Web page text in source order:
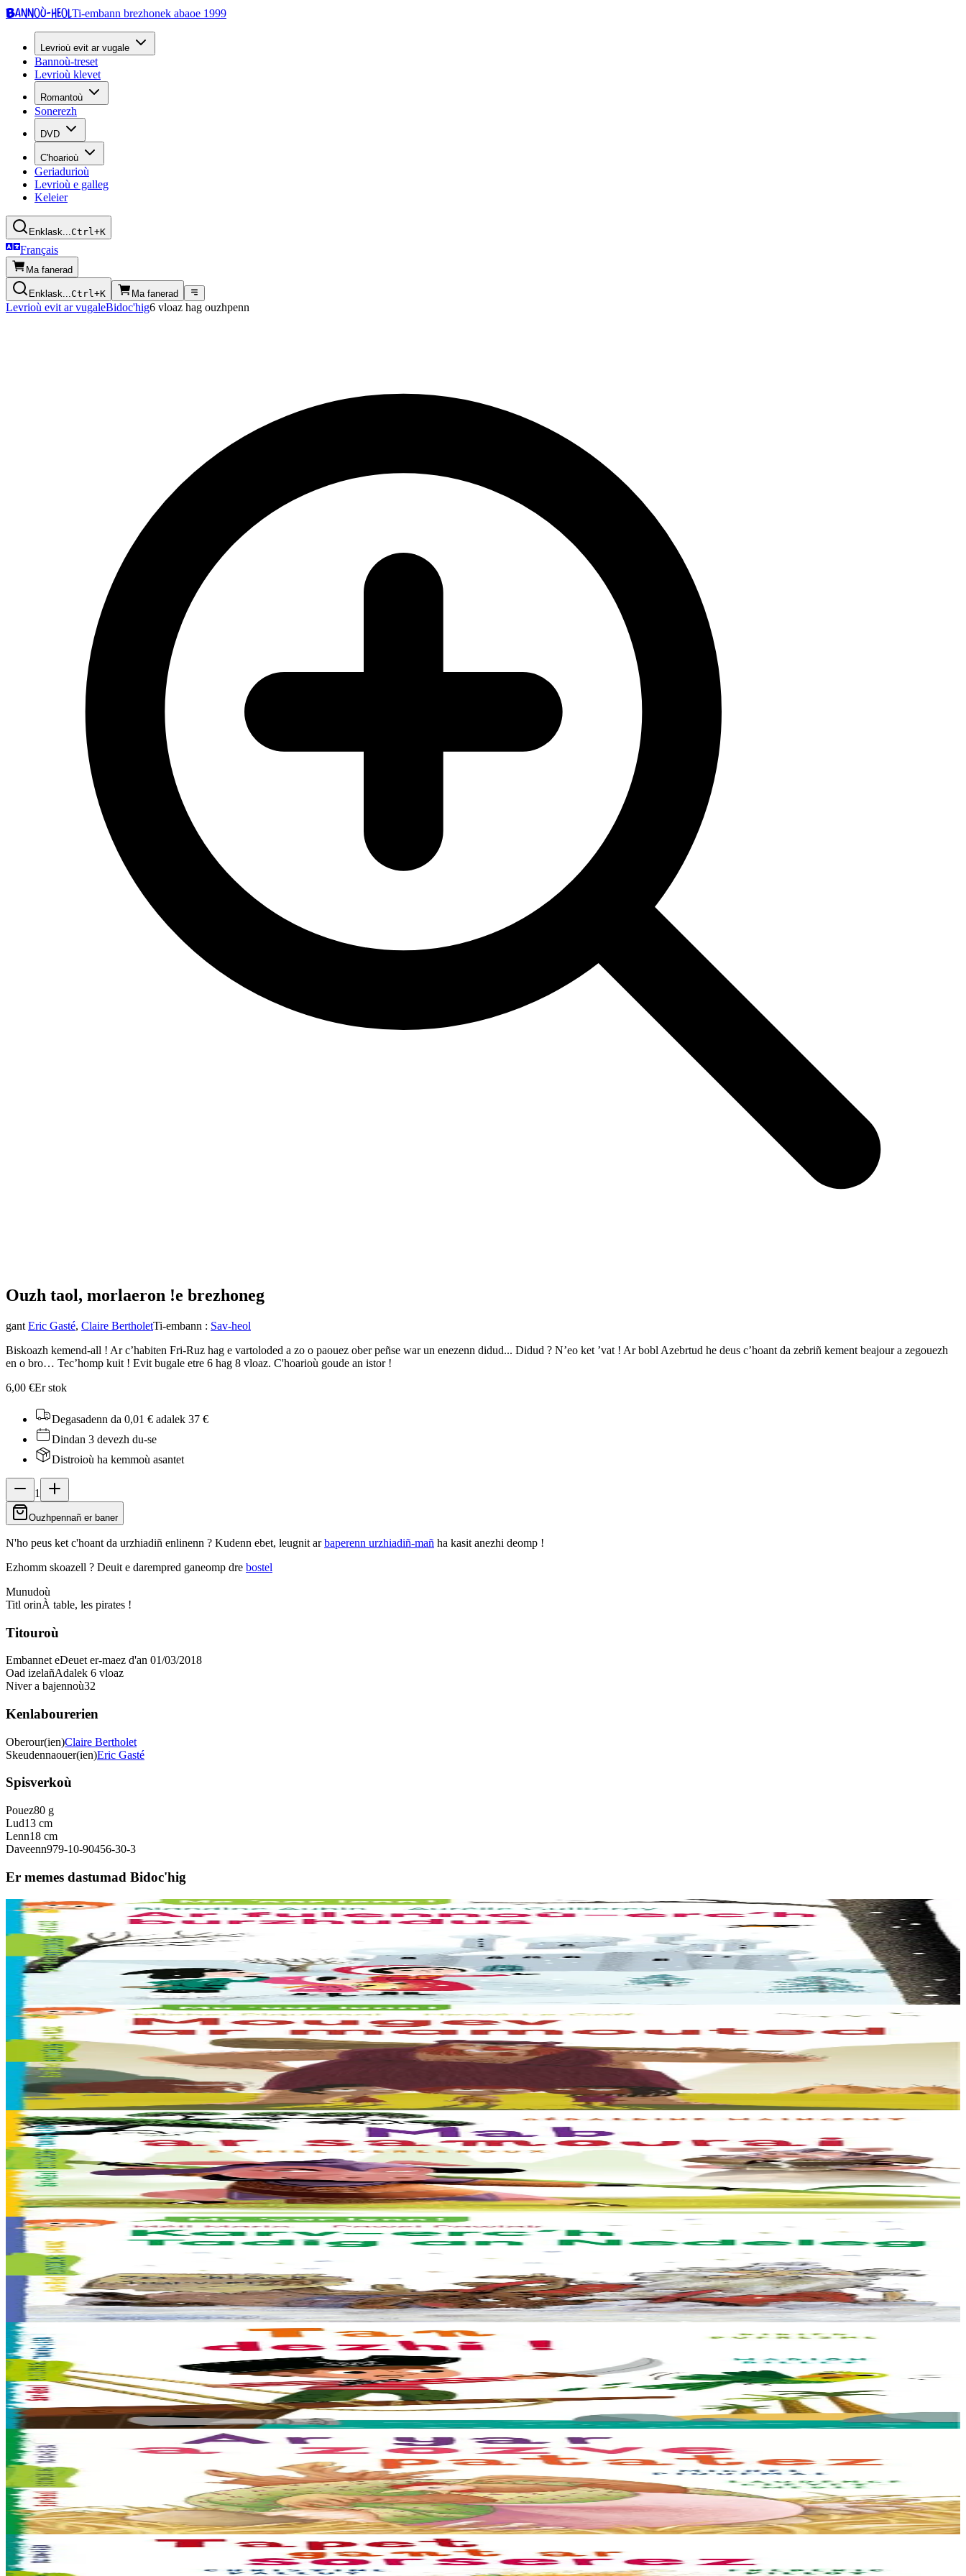
Bannoù-heolTi-embann brezhonek abaoe 1999
Levrioù evit ar vugale
Bannoù-treset
Levrioù klevet
Romantoù
Sonerezh
DVD
C'hoarioù
Geriadurioù
Levrioù e galleg
Keleier
Enklask...Ctrl+K
Français
Ma fanerad
Enklask...Ctrl+K Ma fanerad
Levrioù evit ar vugaleBidoc'hig6 vloaz hag ouzhpenn
Ouzh taol, morlaeron !e brezhoneg
gant Eric Gasté, Claire BertholetTi-embann : Sav-heol
Biskoazh kemend-all ! Ar c’habiten Fri-Ruz hag e vartoloded a zo o paouez ober peñse war un enezenn didud... Didud ? N’eo ket ’vat ! Ar bobl Azebrtud he deus c’hoant da zebriñ kement beajour a zegouezh
en o bro… Tec’homp kuit ! Evit bugale etre 6 hag 8 vloaz. C'hoarioù goude an istor !
6,00 €Er stok
Degasadenn da 0,01 € adalek 37 €
Dindan 3 devezh du-se
Distroioù ha kemmoù asantet
1
Ouzhpennañ er baner
N'ho peus ket c'hoant da urzhiadiñ enlinenn ? Kudenn ebet, leugnit arbaperenn urzhiadiñ-mañ ha kasit anezhi deomp !
Ezhomm skoazell ? Deuit e darempred ganeomp dre bostel
Munudoù
Titl orinÀ table, les pirates !
Titouroù
Embannet eDeuet er-maez d'an 01/03/2018
Oad izelañAdalek 6 vloaz
Niver a bajennoù32
Kenlabourerien
Oberour(ien)Claire Bertholet
Skeudennaouer(ien)Eric Gasté
Spisverkoù
Pouez80 g
Lud13 cm
Lenn18 cm
Daveenn979-10-90456-30-3
Er memes dastumad Bidoc'hig
6 vloaz hag ouzhpenn
Sav-heol
Ar fulennoù-erc'h burzhudus
Buan-buan ! Olga, Ingrid ha Hans a rank hastañ buan ! O mamm, Rouanez an Erc’h, he deus goulennet diganto mont da gas un arc’hig prizius da… Dadig an Nedeleg....
Er stok
6 vloaz hag ouzhpenn
Sav-heol
Mougev ar mamouted
Abaoe m’eo erruet Ugur, an den drouk ha kriz, e-barzh ar meuriad e ya fall an traoù. An holl o deus aon rak ar mell paotr-se... Spontet eo ar vugale hag an dud...
Er stok6,00 €
6 vloaz hag ouzhpenn
Sav-heol
Mab ar samourai
Mab ur samourai eo Hiro. Ha netra ken. Rak Hiro ne denn da samourai ebet : ne oar nag ober war-dro e varc’h, na chaseal, nag en em gannañ... Ur pezh razh tev...
Er stok5,50 €
6 vloaz hag ouzhpenn
Sav-heol
Karv-erc'h Tadig an Nedeleg
Karilhon zo ur menn karv-erc’h hag a garfe sachañ karr-stlej Tadig an Nedeleg. Met evit bezañ karv-erc’h Tadig an Nedeleg e ranker deskiñ nijal. Ha se n’eo ket aes......
Er stok6,00 €
6 vloaz hag ouzhpenn
Sav-heol
Tan dezhi !
Yannig n’eo ket evit padout ken. Pe war lestr ar vorlaeron pe war an enez didud e vez ret sentiñ ha plegañ dalc’hmat. Poent bras mont war-du ar frankiz !
Er stok
6 vloaz hag ouzhpenn
Sav-heol
Ar yar a zozve patatez
Petra ober gant ur yar ha ne oar ket dozviñ ? Lazhañ anezhi, ha mat pell zo ! Setu a lavare Yann Gouer, droug ennañ. Hastañ buan kavout an tu… da zozviñ ur vi diouzhtu !...
Er stok5,50 €
6 vloaz hag ouzhpenn
Sav-heol